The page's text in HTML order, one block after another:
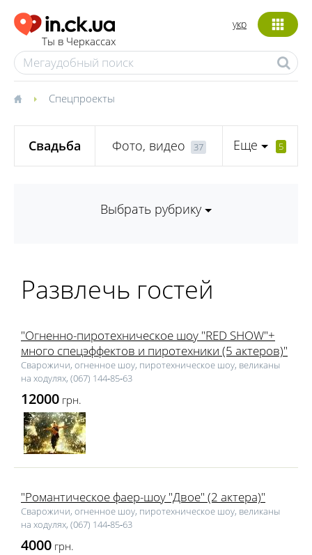
Ты в Черкассах
укр
Спецпроекты
Свадьба Фото, видео 37 Еще 5
Выбрать рубрику
Развлечь гостей
"Огненно-пиротехническое шоу "RED SHOW"+
много спецэффектов и пиротехники (5 актеров)"
Сварожичи, огненное шоу, пиротехническое шоу, великаны
на ходулях, (067) 144‑85‑63
12000 грн.
"Романтическое фаер-шоу "Двое" (2 актера)"
Сварожичи, огненное шоу, пиротехническое шоу, великаны
на ходулях, (067) 144‑85‑63
4000 грн.